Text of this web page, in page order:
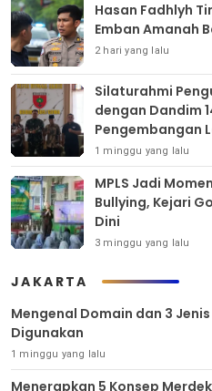
Hasan Fadhlyh
Emban Amanah
2 hari yang lalu
Silaturahmi
dengan Dandim
Pengembangan
Pembinaan Atlet
1 minggu yang lalu
MPLS Jadi
Bullying, Kejari
Dini
3 minggu yang lalu
JAKARTA
Mengenal Domain dan 3
Digunakan
1 minggu yang lalu
Menerapkan 5 Konsep